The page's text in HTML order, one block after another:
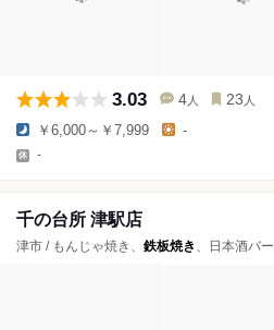
3.03 4 人 23 人
￥6,000～￥7,999 -
-
千の台所 津駅店
津市 / もんじゃ焼き、 鉄板焼き 、日本酒バー